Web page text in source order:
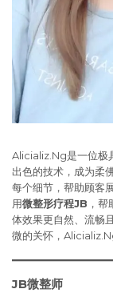
Alicializ.Ng是一位极
出色的技术，成为柔
每个细节，帮助顾客
用微整形疗程JB ，
体效果更自然、流畅
微的关怀，
JB微整师